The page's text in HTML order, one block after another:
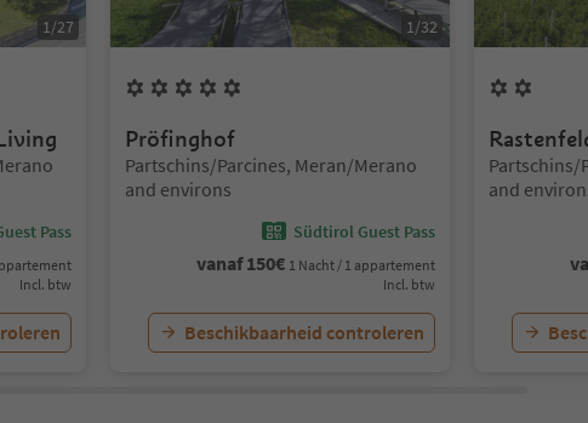
1/27
Pass
Incl. btw
1/32
Pröfinghof
Locatie:
Partschins/Parcines, Meran/Merano
and environs
Südtirol Guest Pass
vanaf150€ 1 Nacht / 1 appartement
Incl. btw
Beschikbaarheid controleren
Locatie:
Partschins/
and